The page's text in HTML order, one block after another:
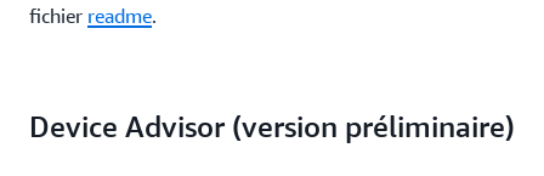
fichier readme.
Device Advisor (version préliminaire)